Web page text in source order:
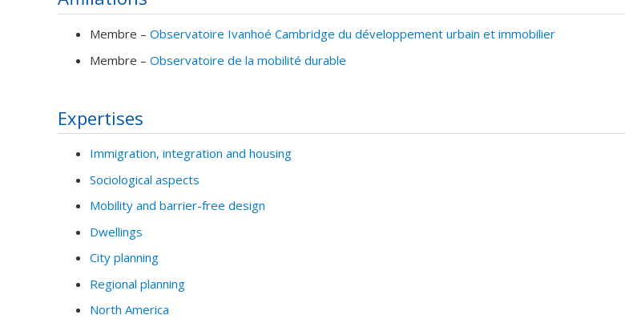
Membre – Observatoire Ivanhoé Cambridge du développement urbain et immobilier
Membre – Observatoire de la mobilité durable
Expertises
Immigration, integration and housing
Sociological aspects
Mobility and barrier-free design
Dwellings
City planning
Regional planning
North America